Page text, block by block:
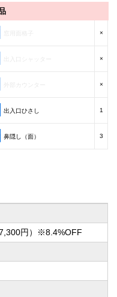
×
×
×
出入口ひさし 1
鼻隠し（面） 3
円）※8.4%OFF